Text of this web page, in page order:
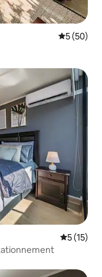
Note
5 (50)
aimés
Note
5 (15)